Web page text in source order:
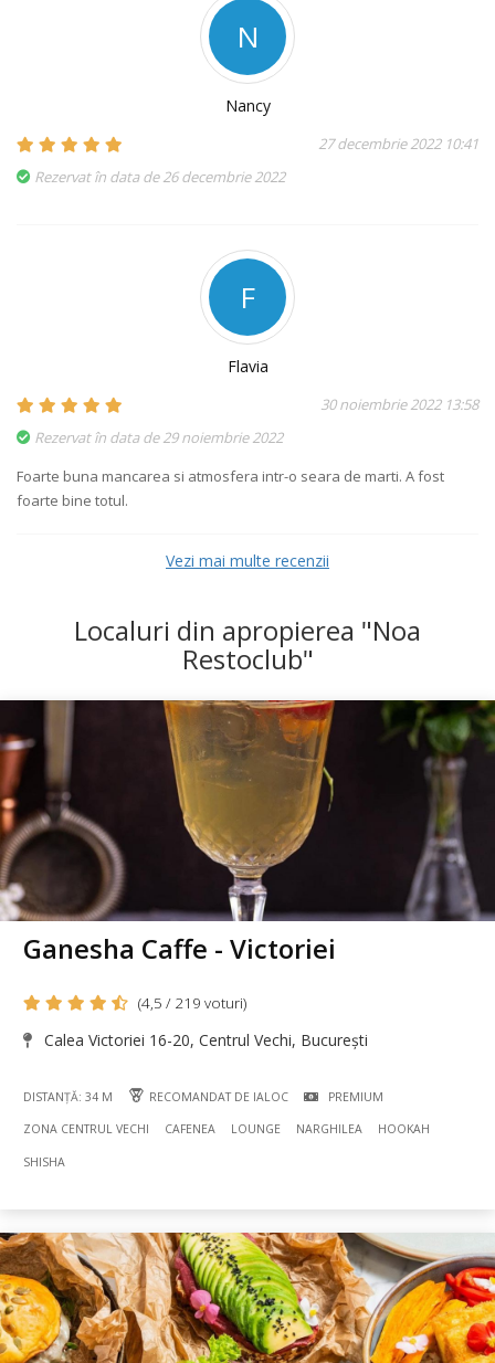
N
Nancy
27 decembrie 2022 10:41
Rezervat în data de 26 decembrie 2022
F
Flavia
30 noiembrie 2022 13:58
Rezervat în data de 29 noiembrie 2022
Foarte buna mancarea si atmosfera intr-o seara de marti. A fost
foarte bine totul.
Vezi mai multe recenzii
Localuri din apropierea "Noa
Restoclub"
Ganesha Caffe - Victoriei
(4,5 / 219 voturi)
Calea Victoriei 16-20, Centrul Vechi, București
DISTANȚĂ: 34 M RECOMANDAT DE IALOC PREMIUM
ZONA CENTRUL VECHI CAFENEA LOUNGE NARGHILEA HOOKAH
SHISHA